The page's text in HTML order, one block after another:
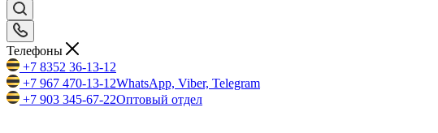
Телефоны
+7 8352 36-13-12
+7 967 470-13-12WhatsApp, Viber, Telegram
+7 903 345-67-22Оптовый отдел